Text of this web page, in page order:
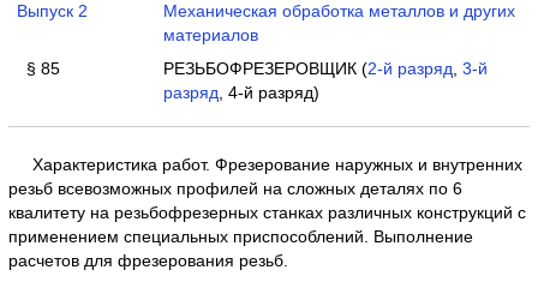
Выпуск 2
Механическая обработка металлов и других
материалов
§ 85
РЕЗЬБОФРЕЗЕРОВЩИК (2-й разряд 3-й
разряд , 4-й разряд)
Характеристика работ. Фрезерование наружных и внутренних
резьб всевозможных профилей на сложных деталях по 6
квалитету на резьбофрезерных станках различных конструкций с
применением специальных приспособлений. Выполнение
расчетов для фрезерования резьб.